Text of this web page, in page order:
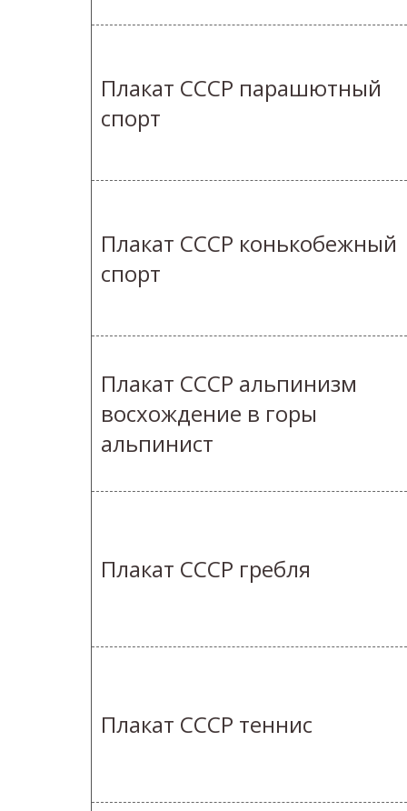
Плакат СССР парашютный
спорт
Плакат СССР конькобежный
спорт
Плакат СССР альпинизм
восхождение в горы
альпинист
Плакат СССР гребля
Плакат СССР теннис